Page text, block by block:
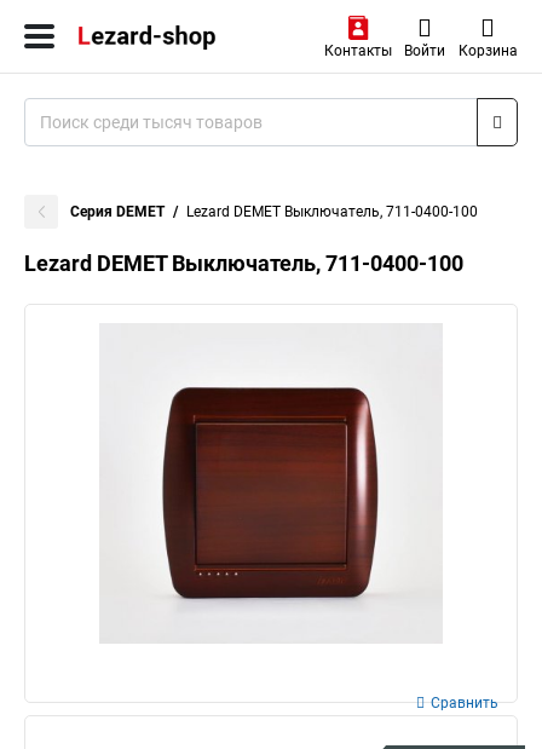
Контакты Войти Корзина
Серия DEMET Lezard DEMET Выключатель, 711-0400-100
Lezard DEMET Выключатель, 711-0400-100
Сравнить